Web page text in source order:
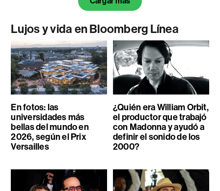
Lujos y vida en Bloomberg Línea
En fotos: las
universidades más
bellas del mundo en
2026, según el Prix
Versailles
¿Quién era William Orbit,
el productor que trabajó
con Madonna y ayudó a
definir el sonido de los
2000?